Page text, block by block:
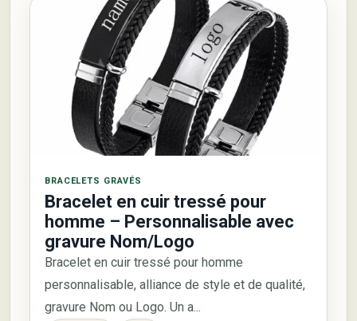
BRACELETS GRAVÉS
Bracelet en cuir tressé pour
homme – Personnalisable avec
gravure Nom/Logo
Bracelet en cuir tressé pour homme
personnalisable, alliance de style et de qualité,
gravure Nom ou Logo. Un a...